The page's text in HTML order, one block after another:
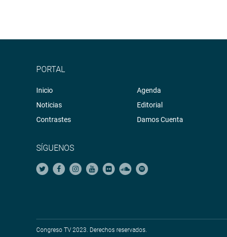
PORTAL
Inicio
Noticias
Contrastes
Agenda
Editorial
Damos Cuenta
SÍGUENOS
Congreso TV 2023. Derechos reservados.